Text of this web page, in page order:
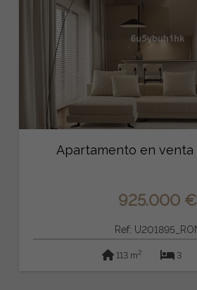
Apartamento en venta
925.000 €
Ref:
113 m2 3